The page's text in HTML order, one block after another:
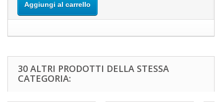
Aggiungi al carrello
30 ALTRI PRODOTTI DELLA STESSA
CATEGORIA: